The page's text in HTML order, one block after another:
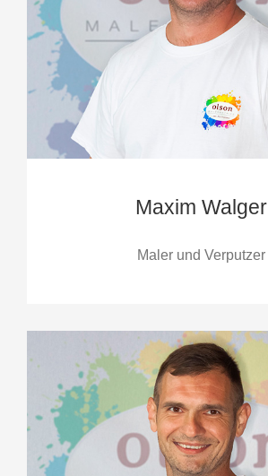
Maxim Walger
Maler und Verputzer